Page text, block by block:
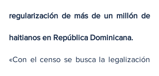
regularización de más de un millón de
haitianos en República Dominicana.
«Con el censo se busca la legalización